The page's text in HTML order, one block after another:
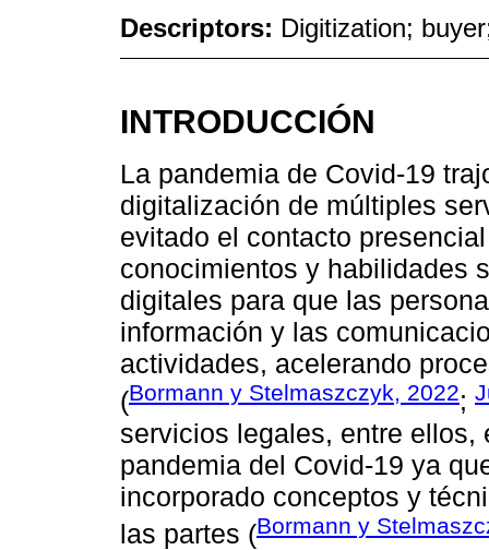
Descriptors: Digitization;
INTRODUCCIÓN
La pandemia de Covid-19
digitalización de múltiples
evitado el contacto
conocimientos y habilidades
digitales para que las
información y las
actividades, acelerando
(Bormann y Stelmaszczyk, 2022;
servicios legales, entre ellos,
pandemia del Covid-19 ya
incorporado conceptos y
las partes (Bormann y